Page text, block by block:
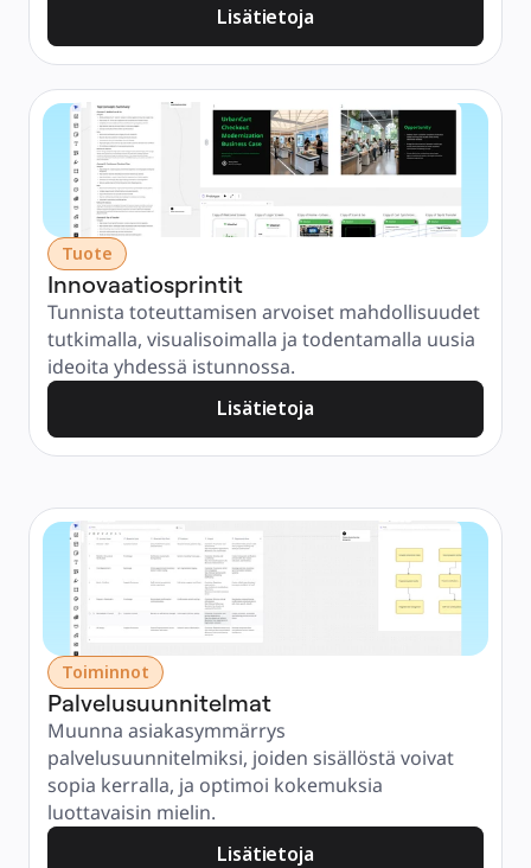
Lisätietoja
Tuote
Innovaatiosprintit
Tunnista toteuttamisen arvoiset mahdollisuudet
tutkimalla, visualisoimalla ja todentamalla uusia
ideoita yhdessä istunnossa.
Lisätietoja
Toiminnot
Palvelusuunnitelmat
Muunna asiakasymmärrys
palvelusuunnitelmiksi, joiden sisällöstä voivat
sopia kerralla, ja optimoi kokemuksia
luottavaisin mielin.
Lisätietoja